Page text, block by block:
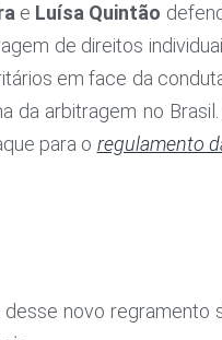
e Luísa Quintão
de direitos
em face da
arbitragem no Brasil.
para o regulamento
novo regramento